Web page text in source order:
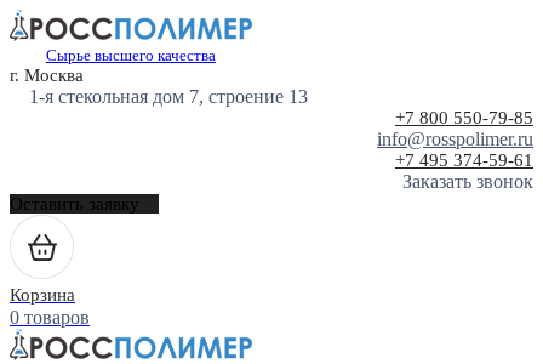
Сырье высшего качества
г. Москва
1-я стекольная дом 7, строение 13
+7 800 550-79-85
info@rosspolimer.ru
+7 495 374-59-61
Заказать звонок
Оставить заявку
Корзина
0 товаров